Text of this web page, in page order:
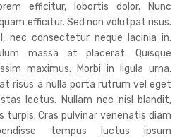
efficitur, lobortis dolor. Nunc
efficitur. Sed non volutpat risus.
nec consectetur neque lacinia in.
massa at placerat. Quisque
maximus. Morbi in ligula urna.
risus a nulla porta rutrum vel eget
lectus. Nullam nec nisl blandit,
turpis. Cras pulvinar venenatis diam
tempus luctus ipsum